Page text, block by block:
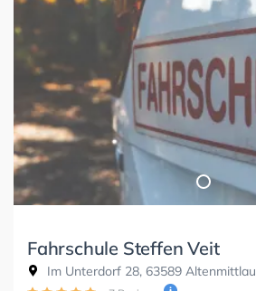
Fahrschule Steffen Veit
Im Unterdorf 28, 63589 Altenmittlau